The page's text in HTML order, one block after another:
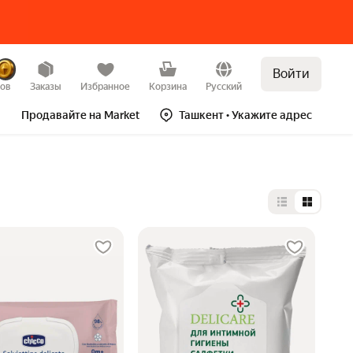
Заказы Избранное Корзина Русский
Войти
Продавайте на Market Ташкент• Укажите адрес
Выбор типа